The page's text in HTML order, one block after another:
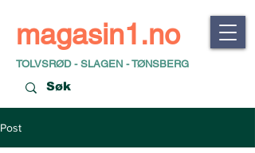
magasin1.no
TOLVSRØD - SLAGEN - TØNSBERG
Post